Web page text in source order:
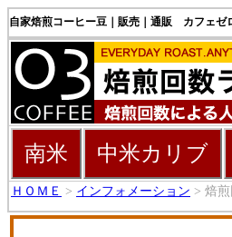
自家焙煎コーヒー豆｜販売｜通販 カフェゼ
南米 中米カリブ
ＨＯＭＥ > インフォメーション > 焙